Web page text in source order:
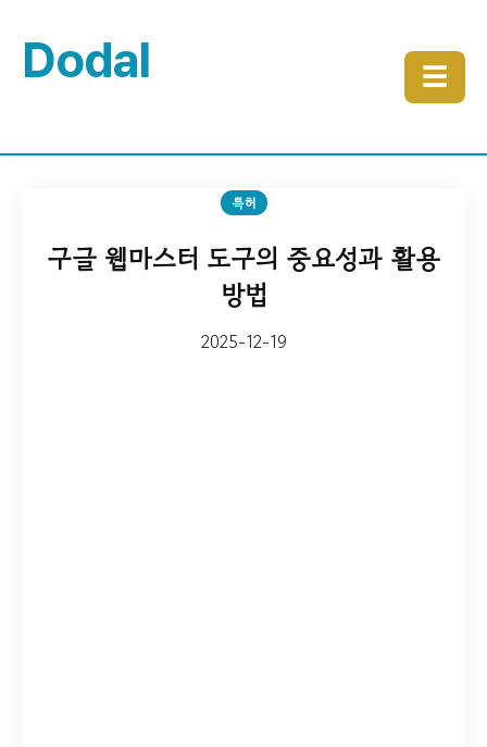
Dodal ☰
특허
구글 웹마스터 도구의 중요성과 활용
방법
2025-12-19